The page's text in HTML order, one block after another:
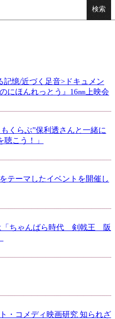
記憶/近づく足音>ドキュメン
にほんれっとう』16㎜上映会
くらぶ”保利透さんと一緒に
聴こう！」
テーマしたイベントを開催し
「ちゃんばら時代 剣戟王 阪
・コメディ映画研究 知られざ